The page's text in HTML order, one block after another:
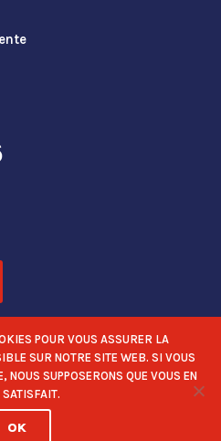
POUR VOUS ASSURER LA
SUR NOTRE SITE WEB. SI VOUS
NOUS SUPPOSERONS QUE VOUS EN
SATISFAIT.
OK